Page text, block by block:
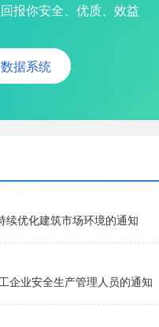
报你安全、优质、效益
据系统
续优化建筑市场环境的通知
企业安全生产管理人员的通知